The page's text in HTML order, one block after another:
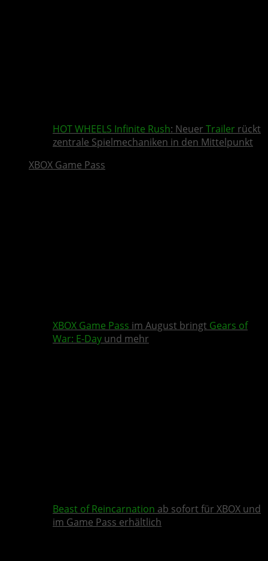
HOT WHEELS Infinite Rush: Neuer Trailer rückt
zentrale Spielmechaniken in den Mittelpunkt
XBOX Game Pass
XBOX Game Pass im August bringt Gears of
War: E-Day und mehr
Beast of Reincarnation ab sofort für XBOX und
im Game Pass erhältlich